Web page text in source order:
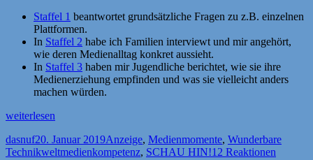
Staffel 1 beantwortet grundsätzliche Fragen zu z.B. einzelnen
Plattformen.
In Staffel 2 habe ich Familien interviewt und mir angehört,
wie deren Medienalltag konkret aussieht.
In Staffel 3 haben mir Jugendliche berichtet, wie sie ihre
Medienerziehung empfinden und was sie vielleicht anders
machen würden.
„[Anzeige]
talk
–
weiterlesen
Autor
dasnufVeröffentlicht
am
20. Januar 2019Kategorien
Anzeige, Medienmomente, Wunderbare
TechnikweltSchlagwörter
medienkompetenz, SCHAU HIN!12 Reaktionen